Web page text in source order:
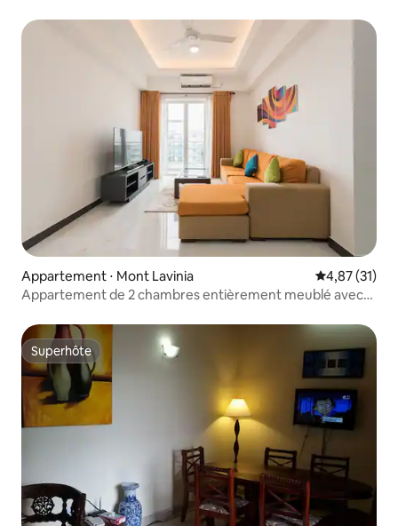
Appartement ⋅ Mont Lavinia Évaluation
4,87 (31)
Appartement de 2 chambres entièrement meublé avec
Superhôte
Superhôte